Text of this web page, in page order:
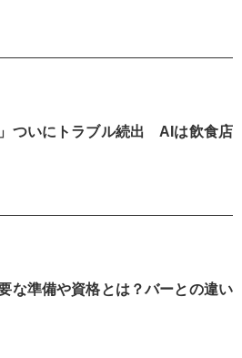
」ついにトラブル続出 AIは飲食店
な準備や資格とは？バーとの違い